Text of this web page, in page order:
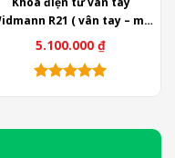
số – thẻ từ – wifi )
5.100.000₫